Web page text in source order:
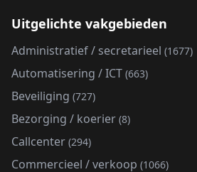
Uitgelichte vakgebieden
Administratief / secretarieel (1677)
Automatisering / ICT (663)
Beveiliging (727)
Bezorging / koerier (8)
Callcenter (294)
Commercieel / verkoop (1066)